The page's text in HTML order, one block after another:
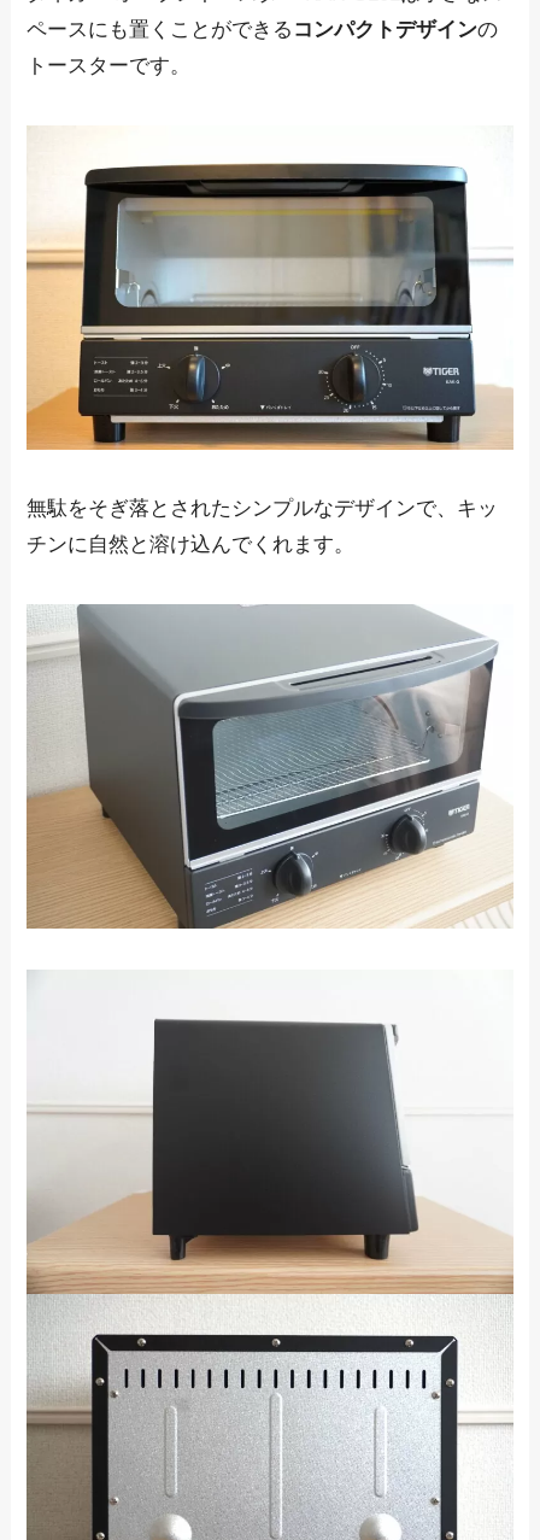
ペースにも置くことができる コンパクトデザインの
トースターです。
無駄をそぎ落とされたシンプルなデザインで、キッ
チンに自然と溶け込んでくれます。